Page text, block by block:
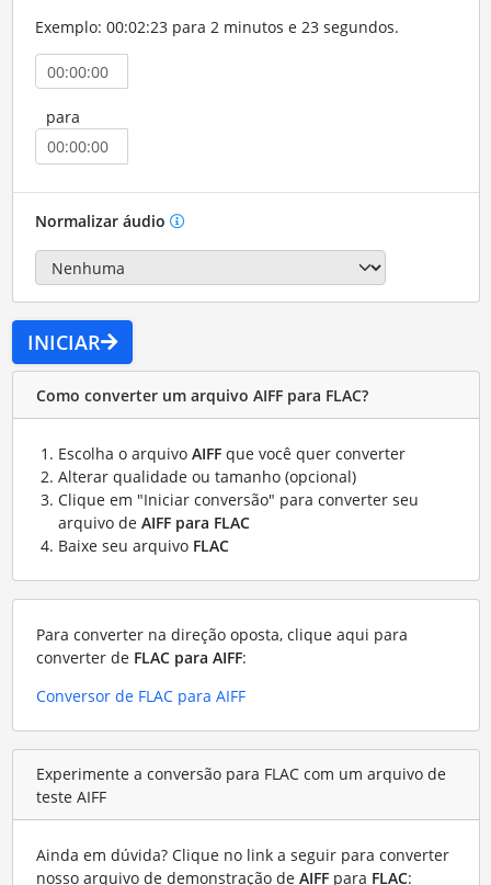
Exemplo: 00:02:23 para 2 minutos e 23 segundos.
para
Normalizar áudio
INICIAR
Como converter um arquivo AIFF para FLAC?
Escolha o arquivo AIFFque você quer converter
Alterar qualidade ou tamanho (opcional)
Clique em "Iniciar conversão" para converter seu
arquivo de AIFF para FLAC
Baixe seu arquivo FLAC
Para converter na direção oposta, clique aqui para
converter de FLAC para AIFF:
Conversor de FLAC para AIFF
Experimente a conversão para FLAC com um arquivo de
teste AIFF
Ainda em dúvida? Clique no link a seguir para converter
nosso arquivo de demonstração de AIFFpara FLAC: